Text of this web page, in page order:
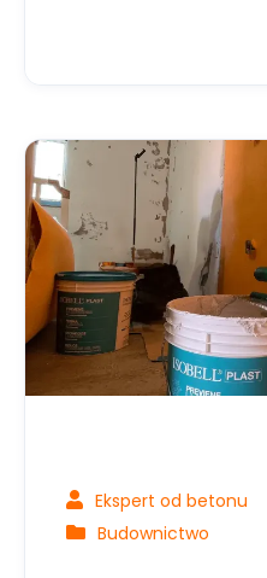
Ekspert od betonu
Budownictwo